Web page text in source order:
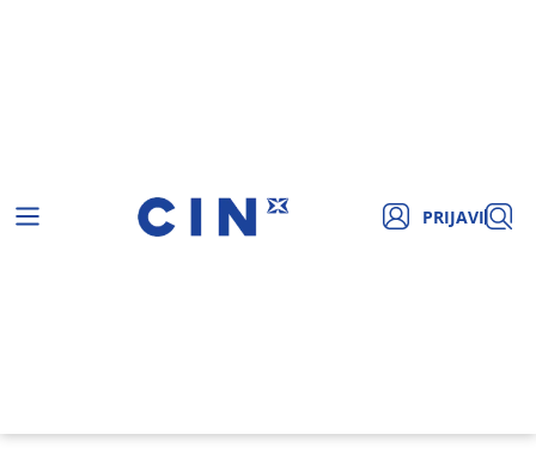
PRIJAVI